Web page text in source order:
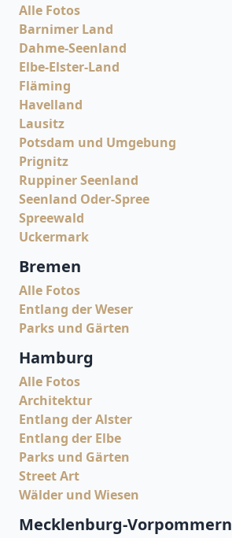
Alle Fotos
Barnimer Land
Dahme-Seenland
Elbe-Elster-Land
Fläming
Havelland
Lausitz
Potsdam und Umgebung
Prignitz
Ruppiner Seenland
Seenland Oder-Spree
Spreewald
Uckermark
Bremen
Alle Fotos
Entlang der Weser
Parks und Gärten
Hamburg
Alle Fotos
Architektur
Entlang der Alster
Entlang der Elbe
Parks und Gärten
Street Art
Wälder und Wiesen
Mecklenburg-Vorpommern